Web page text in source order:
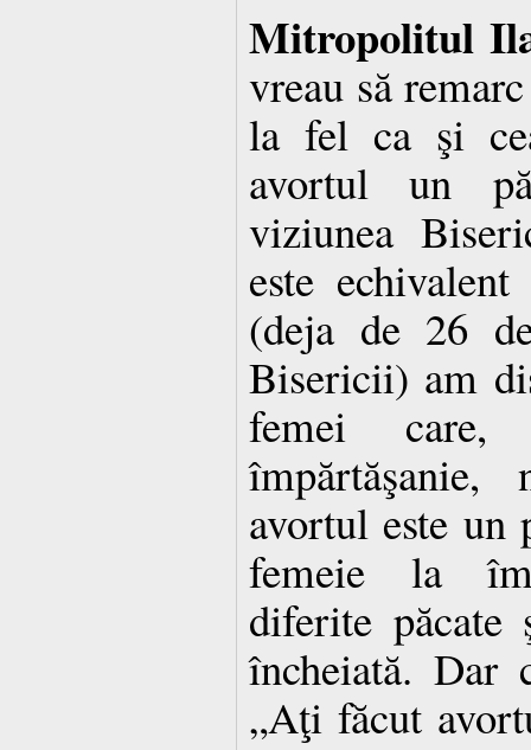
Mitropolitul
vreau să
la fel ca şi
avortul un
viziunea
este
(deja de 26
Bisericii) am
femei
avortul este un
femeie la
diferite
încheiată. Dar
„Aţi făcut